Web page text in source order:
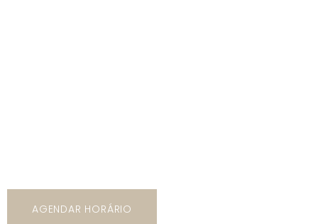
AGENDAR HORÁRIO